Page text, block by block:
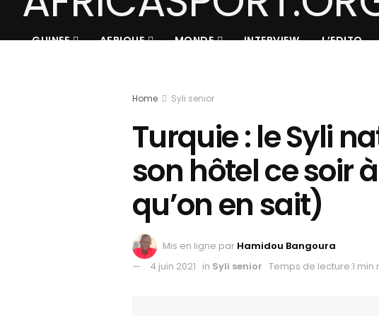
GUINEE AFRIQUE MONDE INTERVIEW L’EDITO
Home Syli senior
Turquie : le Syli
son hôtel ce soir
qu’on en sait)
Mis en ligne par Hamidou Bangoura
4 juin 2021 in Syli senior Temps de lecture:1 min